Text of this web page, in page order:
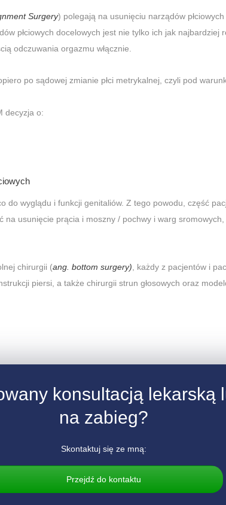
Surgery) polegają na usunięciu narządów
płciowych docelowych jest nie tylko ich jak
odczuwania orgazmu włącznie.
po sądowej zmianie płci metrykalnej, czyli pod
decyzja o:
do wyglądu i funkcji genitaliów. Z tego powodu, część
usunięcie prącia i moszny / pochwy i warg
chirurgii (ang. bottom surgery), każdy z pacjentów i
piersi, a także chirurgii strun głosowych oraz
konsultacją lekarską
na zabieg?
Skontaktuj się ze mną:
Przejdź do kontaktu